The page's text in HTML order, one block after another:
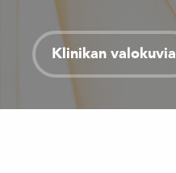
Klinikan valokuvia